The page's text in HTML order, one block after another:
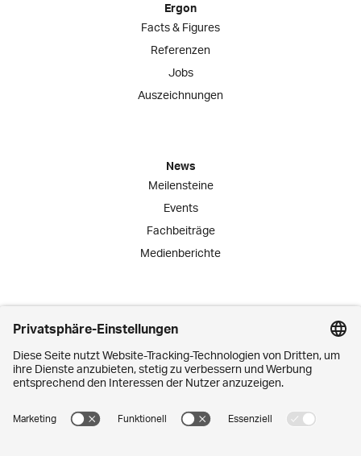
Ergon
Facts & Figures
Referenzen
Jobs
Auszeichnungen
News
Meilensteine
Events
Fachbeiträge
Medienberichte
Engagement
Praktika
Schnuppertage
Mitarbeiter-Initiativen